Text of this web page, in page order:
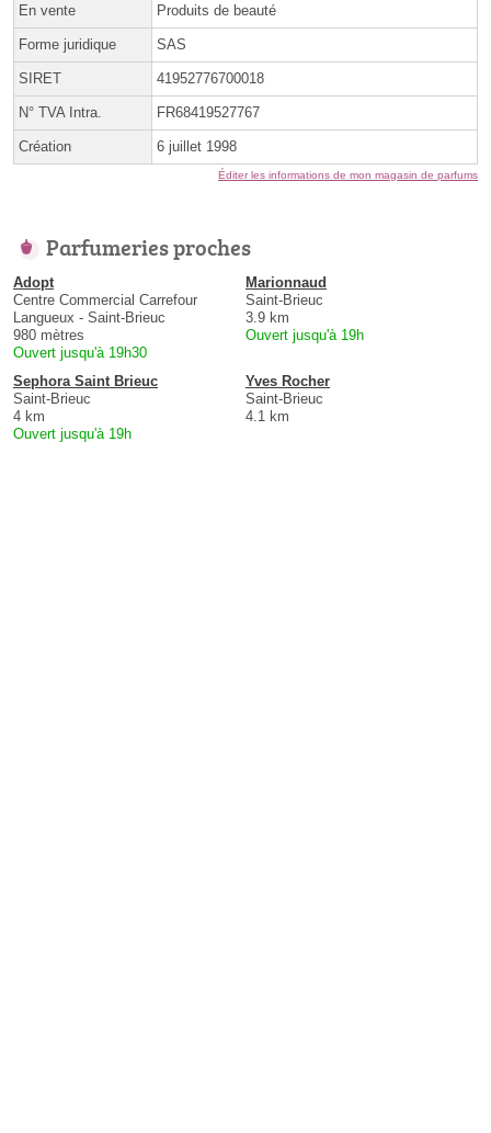
En vente Produits de beauté
Forme juridique SAS
SIRET 41952776700018
N° TVA Intra. FR68419527767
Création 6 juillet 1998
Éditer les informations de mon magasin de parfums
Parfumeries proches
Adopt
Centre Commercial Carrefour
Langueux - Saint-Brieuc
980 mètres
Ouvert jusqu'à 19h30
Marionnaud
Saint-Brieuc
3.9 km
Ouvert jusqu'à 19h
Sephora Saint Brieuc
Saint-Brieuc
4 km
Ouvert jusqu'à 19h
Yves Rocher
Saint-Brieuc
4.1 km